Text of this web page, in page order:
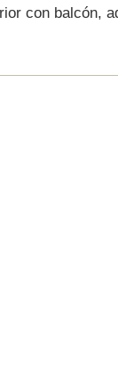
con balcón,